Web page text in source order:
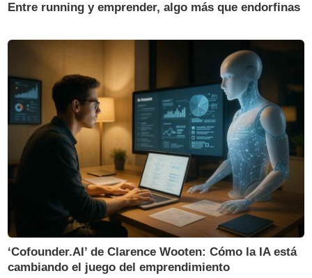
Entre running y emprender, algo más que endorfinas
‘Cofounder.AI’ de Clarence Wooten: Cómo la IA está
cambiando el juego del emprendimiento